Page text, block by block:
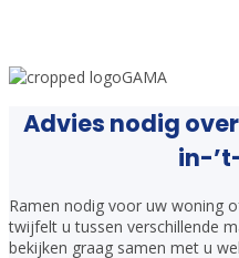
Advies nodig
in-
Ramen nodig voor uw woning
twijfelt u tussen verschillende
bekijken graag samen met u